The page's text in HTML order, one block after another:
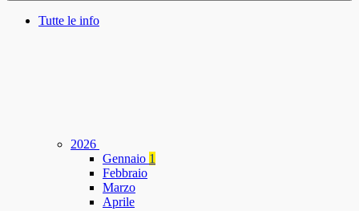
Tutte le info
2026
Gennaio 1
Febbraio
Marzo
Aprile